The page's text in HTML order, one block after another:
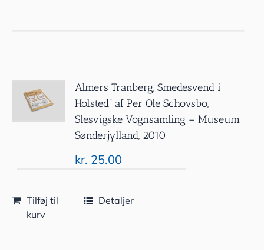
Almers Tranberg, Smedesvend i
Holsted” af Per Ole Schovsbo,
Slesvigske Vognsamling – Museum
Sønderjylland, 2010
kr. 25.00
Tilføj til
kurv
Detaljer